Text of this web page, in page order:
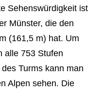
Sehenswürdigkeit ist
Münster, die den
(161,5 m) hat. Um
alle 753 Stufen
Turms kann man
Alpen sehen. Die